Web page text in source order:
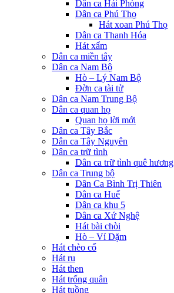
Dân ca Hải Phòng
Dân ca Phú Thọ
Hát xoan Phú Thọ
Dân ca Thanh Hóa
Hát xẩm
Dân ca miền tây
Dân ca Nam Bộ
Hò – Lý Nam Bộ
Đờn ca tài tử
Dân ca Nam Trung Bộ
Dân ca quan họ
Quan họ lời mới
Dân ca Tây Bắc
Dân ca Tây Nguyên
Dân ca trữ tình
Dân ca trữ tình quê hương
Dân ca Trung bộ
Dân Ca Bình Trị Thiên
Dân ca Huế
Dân ca khu 5
Dân ca Xứ Nghệ
Hát bài chòi
Hò – Ví Dặm
Hát chèo cổ
Hát ru
Hát then
Hát trống quân
Hát tuồng